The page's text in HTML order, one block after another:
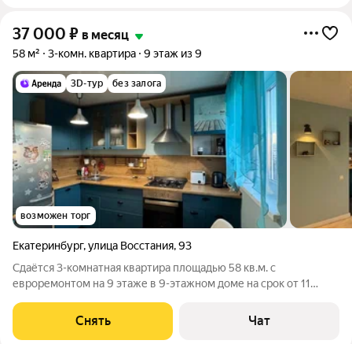
37 000 ₽ в месяц
58 м² 3-комн. квартира 9 этаж из 9
3D-тур без залога
возможен торг
Екатеринбург,улица Восстания,93
Сдаётся 3-комнатная квартира площадью 58 кв.м. с
евроремонтом на 9 этаже в 9-этажном доме на срок от 11
Холодильник Посудомоечная машина Кондиционер Дом -
панельный, окна выходят на улицу.
Снять Чат